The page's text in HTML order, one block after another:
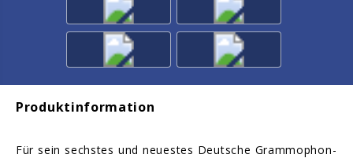
Produktinformation
Für sein sechstes und neuestes Deutsche Grammophon-